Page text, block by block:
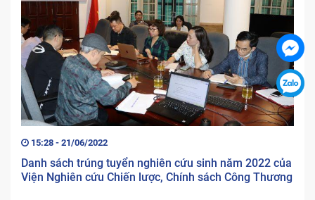
15:28 - 21/06/2022
Danh sách trúng tuyển nghiên cứu sinh năm 2022 của
Viện Nghiên cứu Chiến lược, Chính sách Công Thương